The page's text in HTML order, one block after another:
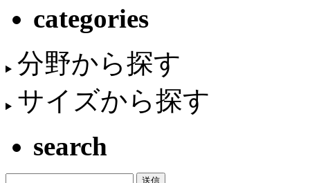
categories
分野から探す
サイズから探す
search